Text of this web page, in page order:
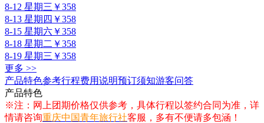
8-12 星期三 ￥358
8-13 星期四 ￥358
8-15 星期六 ￥358
8-18 星期二 ￥358
8-19 星期三 ￥358
更多 >>
产品特色参考行程费用说明预订须知游客问答
产品特色
※注：网上团期价格仅供参考，具体行程以签约合同为准，详
情请咨询重庆中国青年旅行社客服，多有不便请多包涵！